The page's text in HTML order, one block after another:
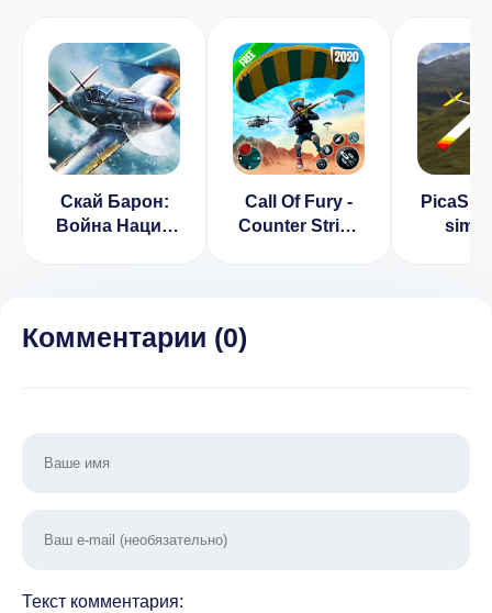
Скай Барон:
Война Наций
Call Of Fury -
Counter Strike
Комментарии (0)
Текст комментария: